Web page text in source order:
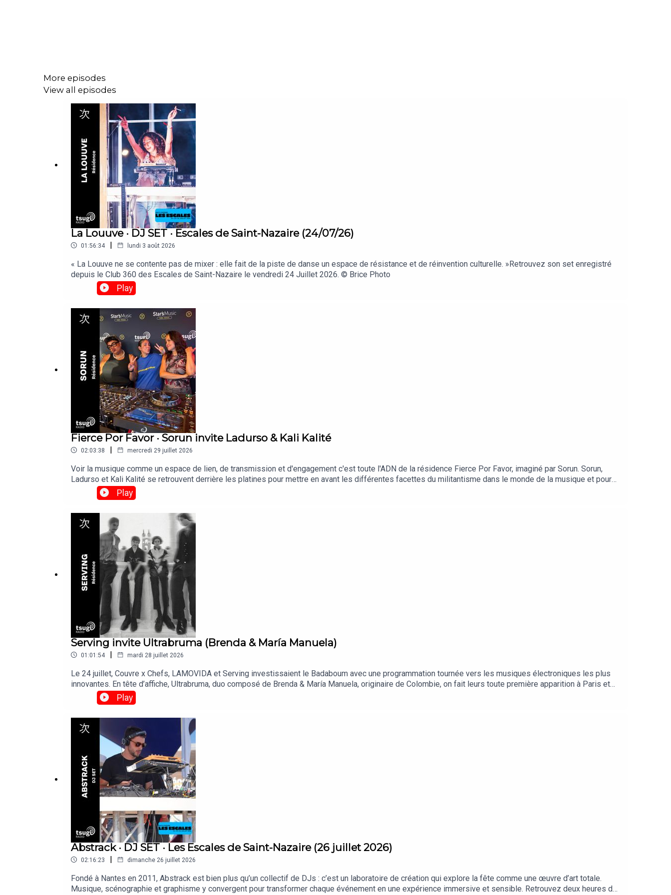
More episodes
View all episodes
La Louuve · DJ SET · Escales de Saint-Nazaire (24/07/26)
01:56:34 | lundi 3 août 2026
« La Louuve ne se contente pas de mixer : elle fait de la piste de danse un espace de résistance et de réinvention culturelle. »Retrouvez son set enregistré
depuis le Club 360 des Escales de Saint-Nazaire le vendredi 24 Juillet 2026. © Brice Photo
Play
Fierce Por Favor · Sorun invite Ladurso & Kali Kalité
02:03:38 | mercredi 29 juillet 2026
Voir la musique comme un espace de lien, de transmission et d'engagement c'est toute l'ADN de la résidence Fierce Por Favor, imaginé par Sorun. Sorun,
Ladurso et Kali Kalité se retrouvent derrière les platines pour mettre en avant les différentes facettes du militantisme dans le monde de la musique et pour
soutenir l'association Solidarité Sida suite à l'annulation de Solidays, fin juin. Si tu veux faire un don : https://aider.solidarite-sida.org/solidays/~mon-don
Play
Serving invite Ultrabruma (Brenda & María Manuela)
01:01:54 | mardi 28 juillet 2026
Le 24 juillet, Couvre x Chefs, LAMOVIDA et Serving investissaient le Badaboum avec une programmation tournée vers les musiques électroniques les plus
innovantes. En tête d’affiche, Ultrabruma, duo composé de Brenda & María Manuela, originaire de Colombie, on fait leurs toute première apparition à Paris et
sont passées faire un set derrière les platines de Tsugi Radio.
Play
Abstrack · DJ SET · Les Escales de Saint-Nazaire (26 juillet 2026)
02:16:23 | dimanche 26 juillet 2026
Fondé à Nantes en 2011, Abstrack est bien plus qu’un collectif de DJs : c’est un laboratoire de création qui explore la fête comme une œuvre d’art totale.
Musique, scénographie et graphisme y convergent pour transformer chaque événement en une expérience immersive et sensible. Retrouvez deux heures de